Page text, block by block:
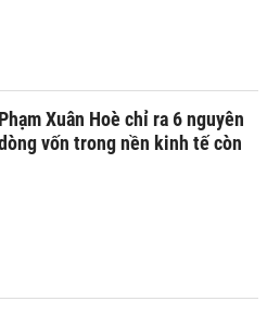
Xuân Hoè chỉ ra 6 nguyên
vốn trong nền kinh tế còn